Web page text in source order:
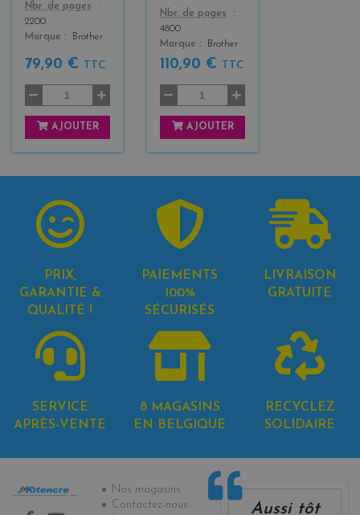
Color
Nbr. de pages
2200
Marque
Brother
79,90 € TTC
AJOUTER
Color
Nbr. de pages
4800
Marque
Brother
110,90 € TTC
AJOUTER
PRIX,
GARANTIE &
QUALITÉ !
PAIEMENTS
100%
SÉCURISÉS
LIVRAISON
GRATUITE
SERVICE
APRÈS-VENTE
8 MAGASINS
EN BELGIQUE
RECYCLEZ
SOLIDAIRE
Informations
Nos magasins
Contactez-nous
Aussi tôt